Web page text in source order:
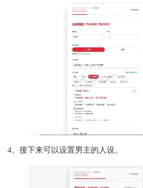
4、接下来可以设置男主的人设。